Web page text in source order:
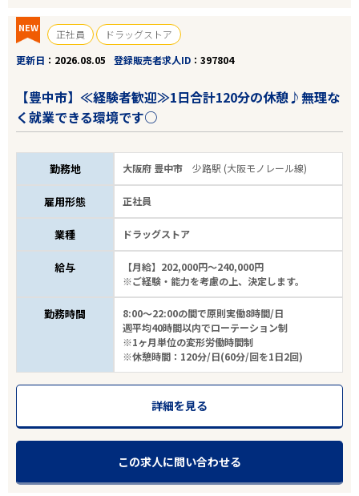
NEW 正社員
ドラッグストア
更新日
2026.08.05 登録販売者求人ID 397804
【豊中市】≪経験者歓迎≫1日合計120分の休憩♪無理な
く就業できる環境です○
勤務地 大阪府 豊中市少路駅 (大阪モノレール線)
雇用形態 正社員
業種 ドラッグストア
給与
【月給】202,000円～240,000円
※ご経験・能力を考慮の上、決定します。
勤務時間
8:00～22:00の間で原則実働8時間/日
週平均40時間以内でローテーション制
※1ヶ月単位の変形労働時間制
※休憩時間：120分/日(60分/回を1日2回)
詳細を見る
この求人に問い合わせる